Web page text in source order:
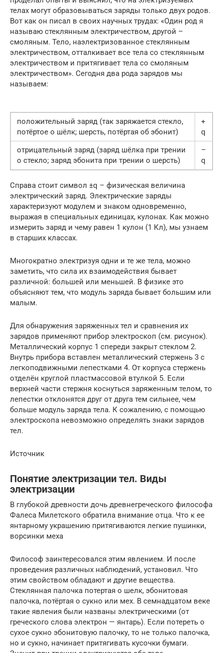
телах могут образовываться заряды только двух родов.
Вот как он писал в своих научных трудах: «Один род я
называю стеклянным электричеством, другой –
смоляным. Тело, наэлектризованное стеклянным
электричеством, отталкивает все тела со стеклянным
электричеством и притягивает тела со смоляным
электричеством». Сегодня два рода зарядов мы
называем:
положительный заряд (так заряжается стекло,
потёртое о шёлк; шерсть, потёртая об эбонит)
+
q
отрицательный заряд (заряд шёлка при трении
о стекло; заряд эбонита при трении о шерсть)
–
q
Справа стоит символ ±q – физическая величина
электрический заряд. Электрические заряды
характеризуют модулем и знаком одновременно,
выражая в специальных единицах, кулонах. Как можно
измерить заряд и чему равен 1 кулон (1 Кл), мы узнаем
в старших классах.
Многократно электризуя одни и те же тела, можно
заметить, что сила их взаимодействия бывает
различной: большей или меньшей. В физике это
объясняют тем, что модуль заряда бывает большим или
малым.
Для обнаружения заряженных тел и сравнения их
зарядов применяют прибор электроскоп (см. рисунок).
Металлический корпус 1 спереди закрыт стеклом 2.
Внутрь прибора вставлен металлический стержень 3 с
легкоподвижными лепестками 4. От корпуса стержень
отделён круглой пластмассовой втулкой 5. Если
верхней части стержня коснуться заряженным телом, то
лепестки отклонятся друг от друга тем сильнее, чем
больше модуль заряда тела. К сожалению, с помощью
электроскопа невозможно определять знаки зарядов
тел.
Источник
Понятие электризации тел. Виды
электризации
В глубокой древности дочь древнегреческого философа
Фалеса Милетского обратила внимание отца. Что к ее
янтарному украшению притягиваются легкие пушинки,
ворсинки меха
Философ заинтересовался этим явлением. И после
проведения различных наблюдений, установил. Что
этим свойством обладают и другие вещества.
Стеклянная палочка потертая о шелк, эбонитовая
палочка, потёртая о сукно или мех. В семнадцатом веке
такие явления были названы электрическими (от
греческого слова электрон — янтарь). Если потереть о
сухое сукно эбонитовую палочку, то не только палочка,
но и сукно, начинает притягивать кусочки бумаги.